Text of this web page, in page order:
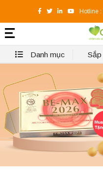
Hotline :
Danh mục Sắp